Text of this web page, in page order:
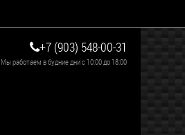
+7 (903) 548-00-31
Мы работаем в будние дни с 10:00 до 18:00